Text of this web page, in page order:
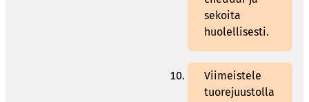
sekoita
huolellisesti.
Viimeistele
tuorejuustolla